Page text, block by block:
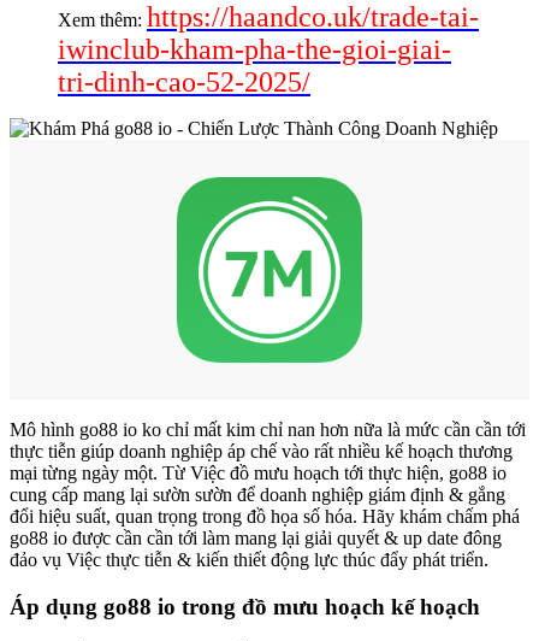
Xem thêm: https://haandco.uk/trade-tai-
iwinclub-kham-pha-the-gioi-giai-
tri-dinh-cao-52-2025/
Mô hình go88 io ko chỉ mất kim chỉ nan hơn nữa là mức cần cần tới
thực tiễn giúp doanh nghiệp áp chế vào rất nhiều kế hoạch thương
mại từng ngày một. Từ Việc đồ mưu hoạch tới thực hiện, go88 io
cung cấp mang lại sườn sườn để doanh nghiệp giám định & gắng
đổi hiệu suất, quan trọng trong đồ họa số hóa. Hãy khám chấm phá
go88 io được cần cần tới làm mang lại giải quyết & up date đông
đảo vụ Việc thực tiễn & kiến thiết động lực thúc đẩy phát triển.
Áp dụng go88 io trong đồ mưu hoạch kế hoạch